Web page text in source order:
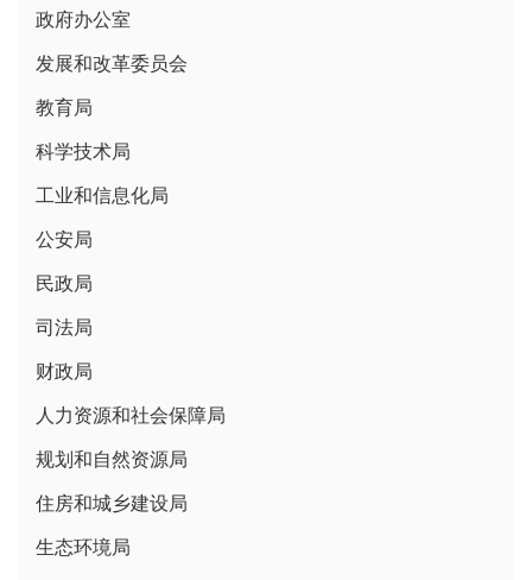
政府办公室
发展和改革委员会
教育局
科学技术局
工业和信息化局
公安局
民政局
司法局
财政局
人力资源和社会保障局
规划和自然资源局
住房和城乡建设局
生态环境局